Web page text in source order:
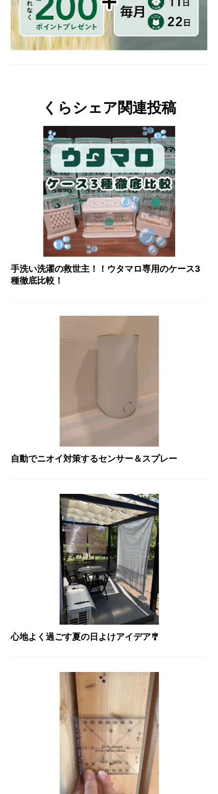
くらシェア関連投稿
手洗い洗濯の救世主！！ウタマロ専用のケース3
種徹底比較！
自動でニオイ対策するセンサー＆スプレー
心地よく過ごす夏の日よけアイデア🎐